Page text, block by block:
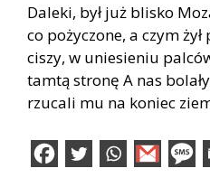
Daleki, był już blisko
co pożyczone, a czym
ciszy, w uniesieniu
tamtą stronę A nas
rzucali mu na koniec